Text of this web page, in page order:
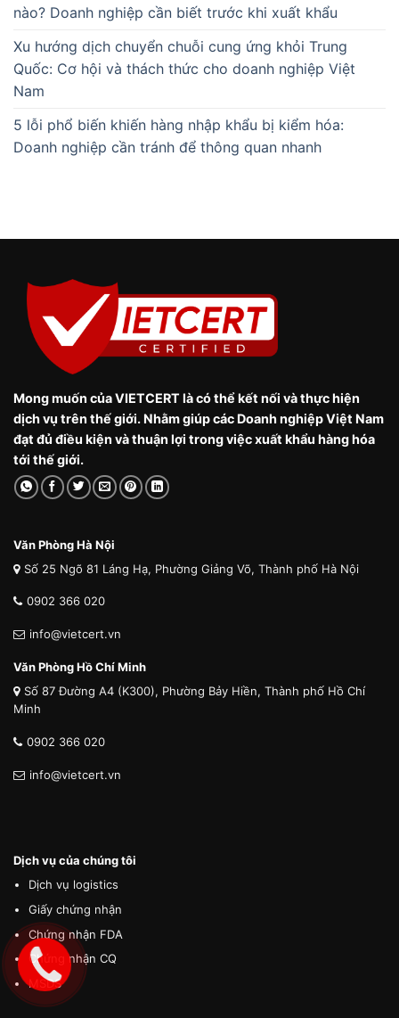
nào? Doanh nghiệp cần biết trước khi xuất khẩu
Xu hướng dịch chuyển chuỗi cung ứng khỏi Trung
Quốc: Cơ hội và thách thức cho doanh nghiệp Việt
Nam
5 lỗi phổ biến khiến hàng nhập khẩu bị kiểm hóa:
Doanh nghiệp cần tránh để thông quan nhanh
Mong muốn của VIETCERT là có thể kết nối và thực hiện
dịch vụ trên thế giới. Nhằm giúp các Doanh nghiệp Việt Nam
đạt đủ điều kiện và thuận lợi trong việc xuất khẩu hàng hóa
tới thế giới.
Văn Phòng Hà Nội
Số 25 Ngõ 81 Láng Hạ, Phường Giảng Võ, Thành phố Hà Nội
0902 366 020
info@vietcert.vn
Văn Phòng Hồ Chí Minh
Số 87 Đường A4 (K300), Phường Bảy Hiền, Thành phố Hồ Chí
Minh
0902 366 020
info@vietcert.vn
Dịch vụ của chúng tôi
Dịch vụ logistics
Giấy chứng nhận
Chứng nhận FDA
Chứng nhận CQ
MSDS